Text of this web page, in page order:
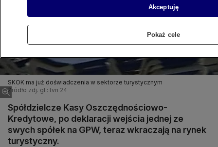
SKOK ma już doświadczenia w sektorze turystycznym
Źródło zdj. gł.: tvn 24
Spółdzielcze Kasy Oszczędnościowo-
Kredytowe, po deklaracji wejścia jednej ze
swych spółek na GPW, teraz wkraczają na rynek
turystyczny.
Akceptuję
Pokaż cele